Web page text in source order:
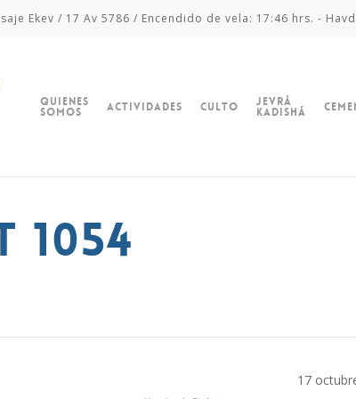
Ekev / 17 Av 5786 / Encendido de vela: 17:46 hrs. -
Quienes
Somos Actividades Culto Jevrá
Kadishá
1054
17